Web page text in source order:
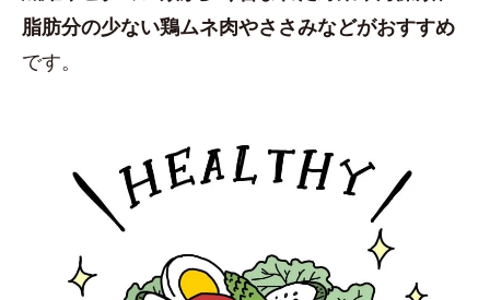
脂肪分の少ない鶏ムネ肉やささみなどがおすすめ
です。